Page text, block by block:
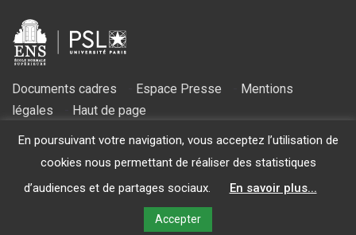
Documents cadres Espace Presse
Mentions
légales
Haut de page
En poursuivant votre navigation, vous acceptez l’utilisation de
cookies nous permettant de réaliser des statistiques
d’audiences et de partages sociaux.
En savoir plus...
Accepter
FAIRE UN DON